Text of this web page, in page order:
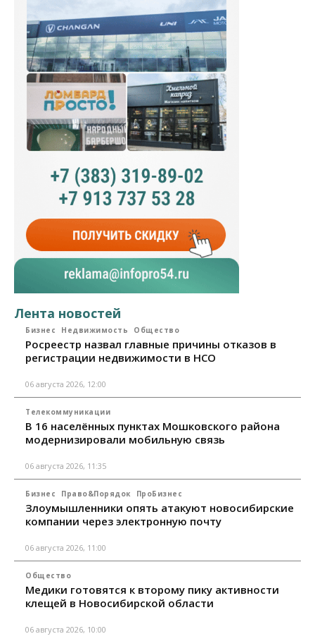
Лента новостей
Бизнес Недвижимость Общество
Росреестр назвал главные причины отказов в
регистрации недвижимости в НСО
06 августа 2026, 12:00
Телекоммуникации
В 16 населённых пунктах Мошковского района
модернизировали мобильную связь
06 августа 2026, 11:35
Бизнес Право&Порядок ПроБизнес
Злоумышленники опять атакуют новосибирские
компании через электронную почту
06 августа 2026, 11:00
Общество
Медики готовятся к второму пику активности
клещей в Новосибирской области
06 августа 2026, 10:00